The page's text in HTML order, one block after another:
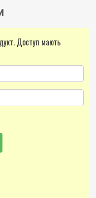
Доступ мають